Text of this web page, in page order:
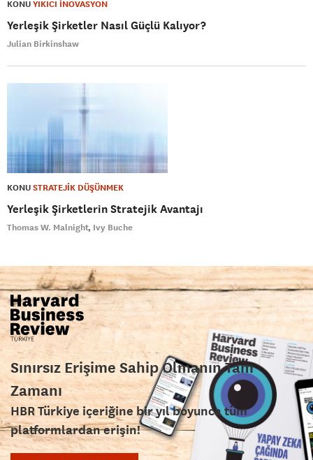
KONUYIKICI İNOVASYON
Yerleşik Şirketler Nasıl Güçlü Kalıyor?
Julian Birkinshaw
KONUSTRATEJİK DÜŞÜNMEK
Yerleşik Şirketlerin Stratejik Avantajı
Thomas W. Malnight Ivy Buche
Sınırsız Erişime Sahip Olmanın Tam
Zamanı
HBR Türkiye içeriğine bir yıl boyunca tüm
platformlardan erişin!